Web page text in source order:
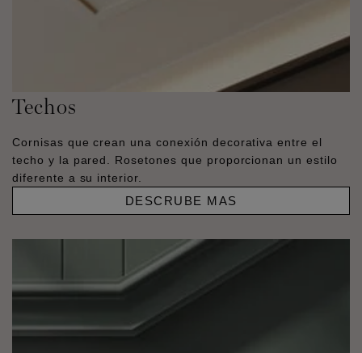
Techos
Cornisas que crean una conexión decorativa entre el
techo y la pared. Rosetones que proporcionan un estilo
diferente a su interior.
DESCRUBE MAS